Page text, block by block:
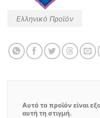
Ελληνικό Προϊόν
Αυτό το προϊόν είναι
αυτή τη στιγμή.